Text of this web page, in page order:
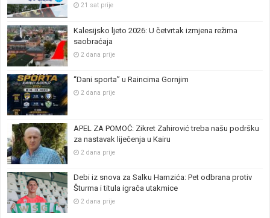
21 sat prije
Kalesijsko ljeto 2026: U četvrtak izmjena režima
saobraćaja
2 dana prije
“Dani sporta” u Raincima Gornjim
2 dana prije
APEL ZA POMOĆ: Zikret Zahirović treba našu podršku
za nastavak liječenja u Kairu
2 dana prije
Debi iz snova za Salku Hamzića: Pet odbrana protiv
Šturma i titula igrača utakmice
2 dana prije